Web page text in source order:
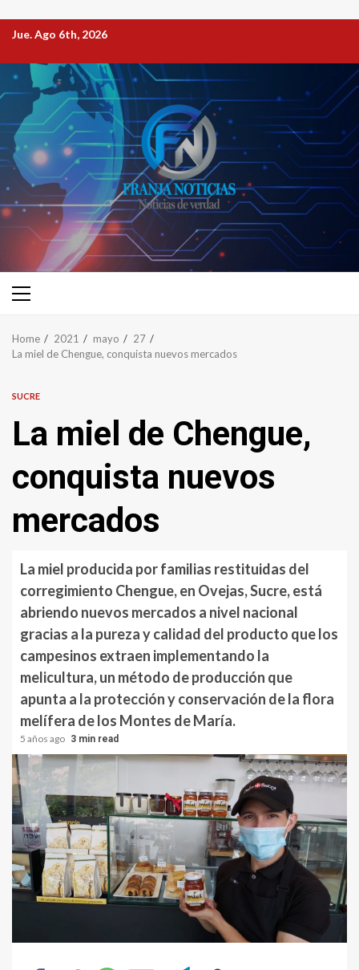
Jue. Ago 6th, 2026
Home 2021 mayo
27
La miel de Chengue, conquista nuevos mercados
SUCRE
La miel de Chengue,
conquista nuevos
mercados
La miel producida por familias restituidas del
corregimiento Chengue, en Ovejas, Sucre, está
abriendo nuevos mercados a nivel nacional
gracias a la pureza y calidad del producto que los
campesinos extraen implementando la
melicultura, un método de producción que
apunta a la protección y conservación de la flora
melífera de los Montes de María.
5 años ago 3 min read